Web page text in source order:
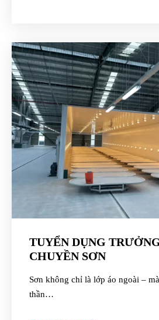
TUYỂN DỤNG
CHUYỀN SƠN
Sơn không chỉ là lớp áo ngoài –
thần…